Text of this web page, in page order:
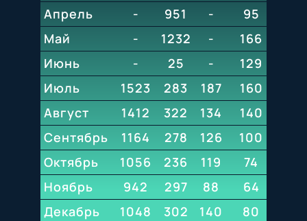
Апрель
Май
Июнь
Июль
Август
Сентябрь
Октябрь
Ноябрь
Декабрь
-
951
220
-
1232
204
-
25
248
1523
283
222
1412
322
223
1164
278
119
1056
236
122
942
297
197
1048
302 217
-
95
-
166
-
129
187
160
134
140
126
100
119
74
88
64
140
80